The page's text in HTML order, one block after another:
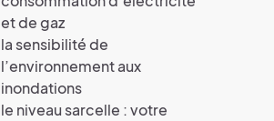
et de gaz
la sensibilité de
l’environnement aux
inondations
le niveau sarcelle : votre